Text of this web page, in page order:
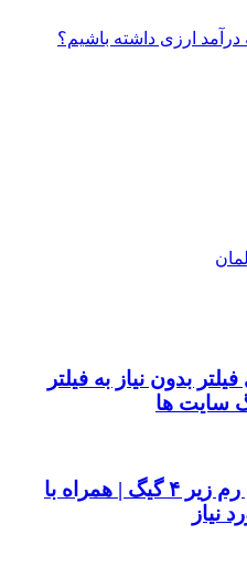
درآمد ارزی داشته باشیم؟
بدون نیاز به فیلتر
سایت ها
۱۰ بازی پیشنهادی برای رم زیر ۴ گیگ | همراه با
نیاز